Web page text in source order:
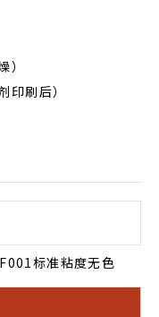
刷后）
标准粘度无色